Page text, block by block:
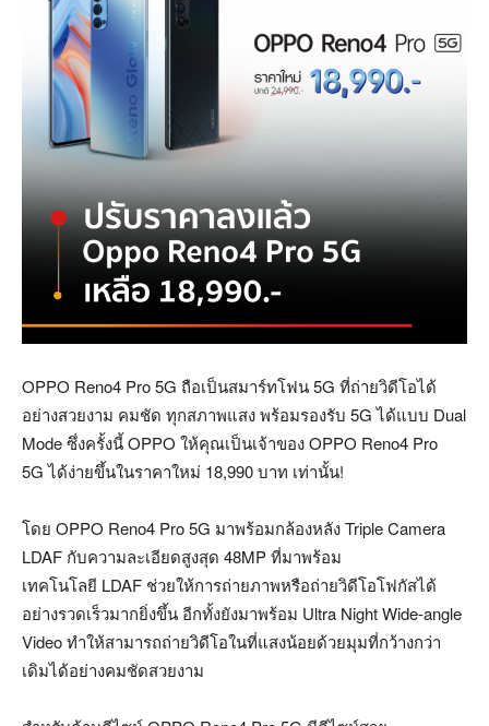
OPPO Reno4 Pro 5G ถือเป็นสมาร์ทโฟน 5G ที่ถ่ายวิดีโอได้
อย่างสวยงาม คมชัด ทุกสภาพแสง พร้อมรองรับ 5G ได้แบบ Dual
Mode ซึ่งครั้งนี้ OPPO ให้คุณเป็นเจ้าของ OPPO Reno4 Pro
5G ได้ง่ายขึ้นในราคาใหม่ 18,990 บาท เท่านั้น!
โดย OPPO Reno4 Pro 5G มาพร้อมกล้องหลัง Triple Camera
LDAF กับความละเอียดสูงสุด 48MP ที่มาพร้อม
เทคโนโลยี LDAF ช่วยให้การถ่ายภาพหรือถ่ายวิดีโอโฟกัสได้
อย่างรวดเร็วมากยิ่งขึ้น อีกทั้งยังมาพร้อม Ultra Night Wide-angle
Video ทำให้สามารถถ่ายวิดีโอในที่แสงน้อยด้วยมุมที่กว้างกว่า
เดิมได้อย่างคมชัดสวยงาม